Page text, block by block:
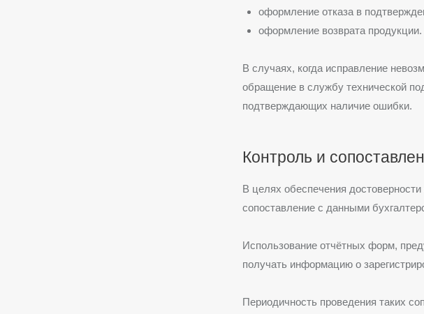
оформление отказа в
оформление возврата продукции.
В случаях, когда исправление
обращение в службу технической
подтверждающих наличие ошибки.
Контроль и
В целях обеспечения
сопоставление с данными
Использование отчётных форм,
получать информацию о
Периодичность проведения таких